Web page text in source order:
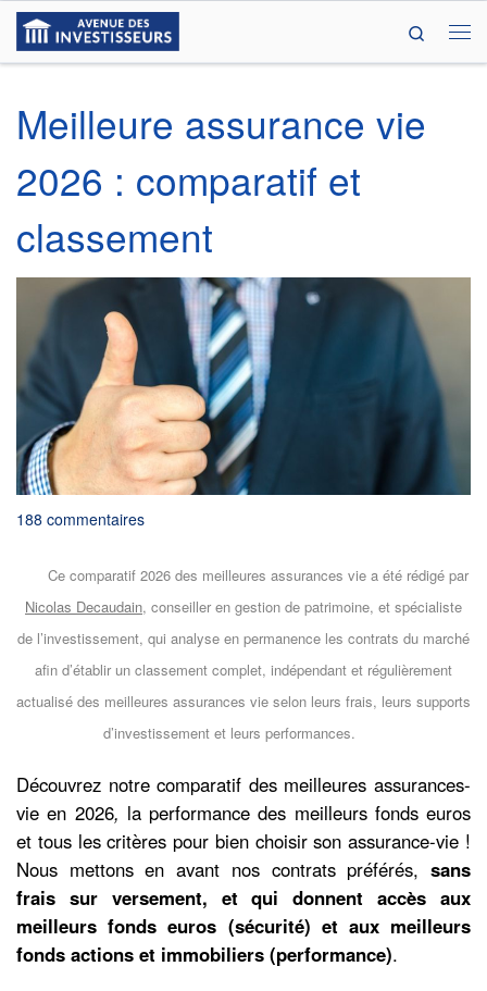
Passer au contenu
Search
Meilleure assurance vie
2026 : comparatif et
classement
188 commentaires
Ce comparatif 2026 des meilleures assurances vie a été rédigé par
Nicolas Decaudain, conseiller en gestion de patrimoine, et spécialiste
de l’investissement, qui analyse en permanence les contrats du marché
afin d’établir un classement complet, indépendant et régulièrement
actualisé des meilleures assurances vie selon leurs frais, leurs supports
d’investissement et leurs performances.
Découvrez notre comparatif des meilleures assurances-
vie en 2026, la performance des meilleurs fonds euros
et tous les critères pour bien choisir son assurance-vie !
Nous mettons en avant nos contrats préférés, sans
frais sur versement, et qui donnent accès aux
meilleurs fonds euros (sécurité) et aux meilleurs
fonds actions et immobiliers (performance).